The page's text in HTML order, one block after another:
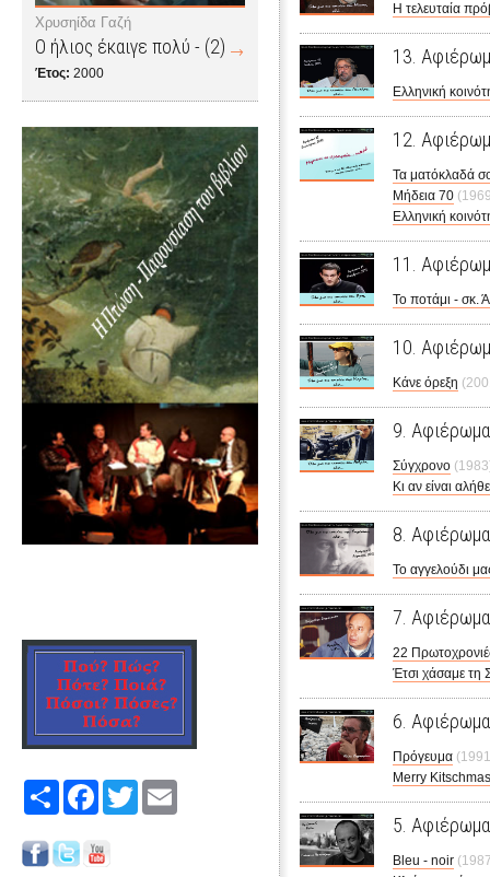
Χρυσηίδα Γαζή
Ο ήλιος έκαιγε πολύ - (2)
Έτος: 2000
Share FacebookTwitter
Η τελευταία
13.
Ελληνική
12.
Τα ματόκλαδά
Μήδεια 70
Ελληνική
11.
Το ποτάμι - σκ.
10.
Κάνε όρεξη
9.
Σύγχρονο
Κι αν είναι
8. Αφιέρωμα
Το αγγελούδι
7.
22
Έτσι χάσαμε τη
6.
Πρόγευμα
Merry Kitschmas
5.
Bleu - noir